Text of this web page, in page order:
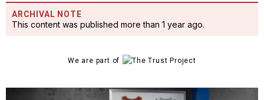
ARCHIVAL NOTE
This content was published more than 1 year ago.
We are part of